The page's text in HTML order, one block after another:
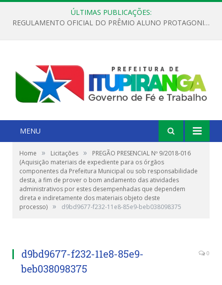
ÚLTIMAS PUBLICAÇÕES:
REGULAMENTO OFICIAL DO PRÊMIO ALUNO PROTAGONISTA – EDIÇÃO 2026
MENU
Home » Licitações »
PREGÃO PRESENCIAL Nº 9/2018-016
(Aquisição materiais de expediente para os órgãos
componentes da Prefeitura Municipal ou sob responsabilidade
desta, a fim de prover o bom andamento das atividades
administrativos por estes desempenhadas que dependem
direta e indiretamente dos materiais objeto deste
processo) » d9bd9677-f232-11e8-85e9-beb038098375
d9bd9677-f232-11e8-85e9-
beb038098375
0